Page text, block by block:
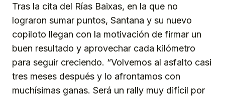
Tras la cita del Rías Baixas, en la que no
lograron sumar puntos, Santana y su nuevo
copiloto llegan con la motivación de firmar un
buen resultado y aprovechar cada kilómetro
para seguir creciendo. “Volvemos al asfalto casi
tres meses después y lo afrontamos con
muchísimas ganas. Será un rally muy difícil por